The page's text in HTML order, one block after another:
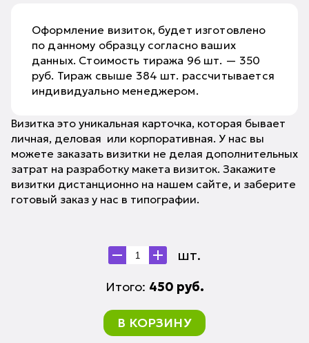
Оформление визиток, будет изготовлено
по данному образцу согласно ваших
данных. Стоимость тиража 96 шт. — 350
руб. Тираж свыше 384 шт. рассчитывается
индивидуально менеджером.
Визитка это уникальная карточка, которая бывает
личная, деловая или корпоративная. У нас вы
можете заказать визитки не делая дополнительных
затрат на разработку макета визиток. Закажите
визитки дистанционно на нашем сайте, и заберите
готовый заказ у нас в типографии.
шт.
Итого: 450 руб.
В КОРЗИНУ